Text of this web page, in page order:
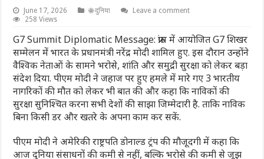
June 17, 2026 🌐 दुनिया
Leave a comment
258 Views
G7 Summit Diplomatic Message: फ्रांस में आयोजित G7 शिखर
सम्मेलन में भारत के प्रधानमंत्री नरेंद्र मोदी शामिल हुए. इस दौरान उन्होंने
वैश्विक नेताओं के सामने भरोसे, शांति और समुद्री सुरक्षा को लेकर बड़ा
संदेश दिया. पीएम मोदी ने जहाज पर हुए हमले में मारे गए 3 भारतीय
नागरिकों की मौत को लेकर भी बात की और कहा कि नाविकों की
सुरक्षा सुनिश्चित करना सभी देशों की साझा जिम्मेदारी है. ताकि नाविक
बिना किसी डर और खतरे के अपना काम कर सकें.
पीएम मोदी ने अमेरिकी राष्ट्रपति डोनाल्ड ट्रंप की मौजूदगी में कहा कि
आज दुनिया संसाधनों की कमी से नहीं, बल्कि भरोसे की कमी से जूझ